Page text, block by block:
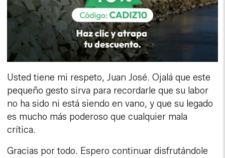
Usted tiene mi respeto, Juan José. Ojalá que este
pequeño gesto sirva para recordarle que su labor
no ha sido ni está siendo en vano, y que su legado
es mucho más poderoso que cualquier mala
crítica.
Gracias por todo. Espero continuar disfrutándole